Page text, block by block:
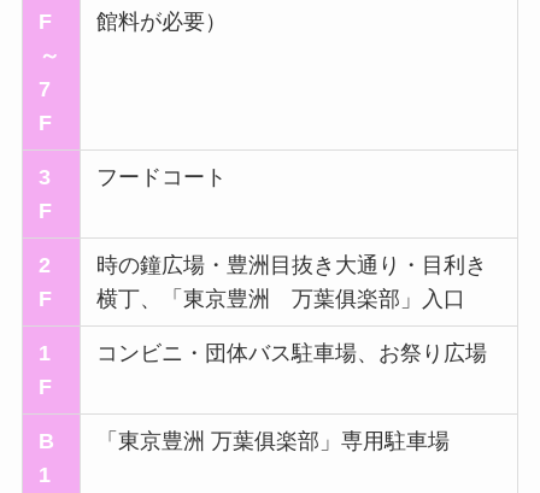
F
～
7
F
館料が必要）
3
F
フードコート
2
F
時の鐘広場・豊洲目抜き大通り・目利き
横丁、「東京豊洲 万葉俱楽部」入口
1
F
コンビニ・団体バス駐車場、お祭り広場
B
1
「東京豊洲 万葉俱楽部」専用駐車場